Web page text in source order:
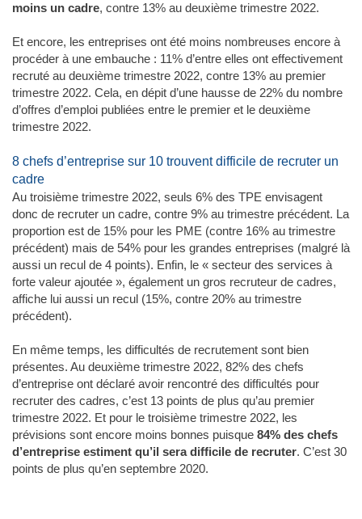
moins un cadre, contre 13% au deuxième trimestre 2022.
Et encore, les entreprises ont été moins nombreuses encore à
procéder à une embauche : 11% d’entre elles ont effectivement
recruté au deuxième trimestre 2022, contre 13% au premier
trimestre 2022. Cela, en dépit d’une hausse de 22% du nombre
d’offres d’emploi publiées entre le premier et le deuxième
trimestre 2022.
8 chefs d’entreprise sur 10 trouvent difficile de recruter un
cadre
Au troisième trimestre 2022, seuls 6% des TPE envisagent
donc de recruter un cadre, contre 9% au trimestre précédent. La
proportion est de 15% pour les PME (contre 16% au trimestre
précédent) mais de 54% pour les grandes entreprises (malgré là
aussi un recul de 4 points). Enfin, le « secteur des services à
forte valeur ajoutée », également un gros recruteur de cadres,
affiche lui aussi un recul (15%, contre 20% au trimestre
précédent).
En même temps, les difficultés de recrutement sont bien
présentes. Au deuxième trimestre 2022, 82% des chefs
d’entreprise ont déclaré avoir rencontré des difficultés pour
recruter des cadres, c’est 13 points de plus qu’au premier
trimestre 2022. Et pour le troisième trimestre 2022, les
prévisions sont encore moins bonnes puisque 84% des chefs
d’entreprise estiment qu’il sera difficile de recruter. C’est 30
points de plus qu’en septembre 2020.